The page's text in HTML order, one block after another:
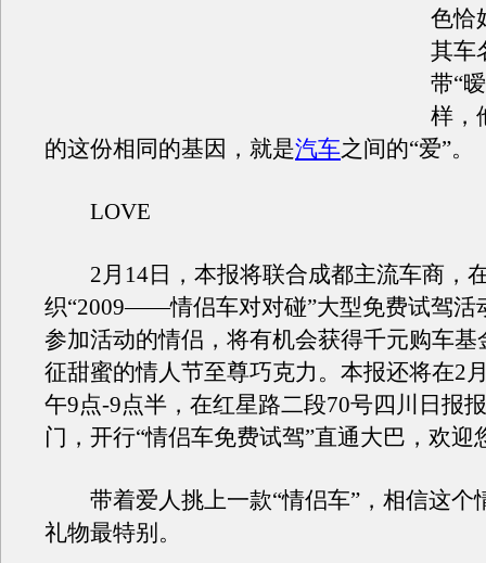
色恰
其车
带“
样，
的这份相同的基因，就是汽车之间的“爱”。
LOVE
2月14日，本报将联合成都主流车商，
织“2009——情侣车对对碰”大型免费试驾活
参加活动的情侣，将有机会获得千元购车基
征甜蜜的情人节至尊巧克力。本报还将在2
午9点-9点半，在红星路二段70号四川日报
门，开行“情侣车免费试驾”直通大巴，欢迎
带着爱人挑上一款“情侣车”，相信这个
礼物最特别。